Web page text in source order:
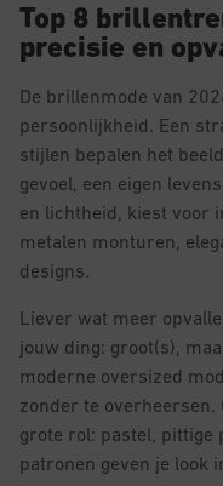
Top 8
precisie en
De brillenmode van
persoonlijkheid. Een
stijlen bepalen het
gevoel, een eigen
en lichtheid, kiest voor
metalen monturen,
designs.
Liever wat meer
jouw ding: groot(s),
moderne oversized
zonder te overheersen.
grote rol: pastel, pittige
patronen geven je look